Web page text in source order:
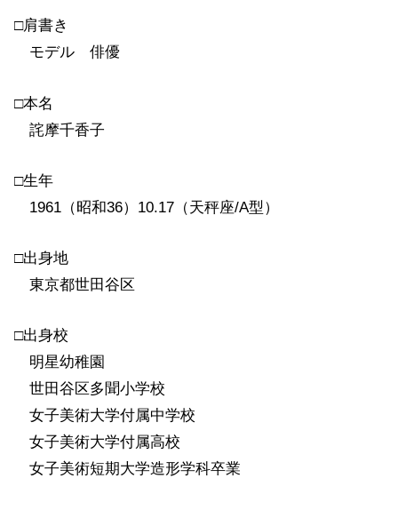
□肩書き
モデル 俳優
□本名
詫摩千香子
□生年
1961（昭和36）10.17（天秤座/A型）
□出身地
東京都世田谷区
□出身校
明星幼稚園
世田谷区多聞小学校
女子美術大学付属中学校
女子美術大学付属高校
女子美術短期大学造形学科卒業